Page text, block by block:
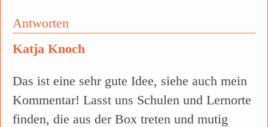
Antworten
Katja Knoch
Das ist eine sehr gute Idee, siehe auch mein
Kommentar! Lasst uns Schulen und Lernorte
finden, die aus der Box treten und mutig